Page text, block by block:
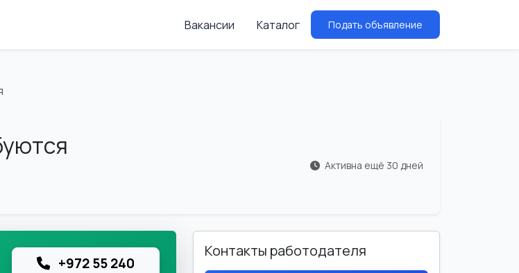
Вакансии Каталог Подать объявление
Активна ещё 30 дней
+972 55 240
Контакты работодателя